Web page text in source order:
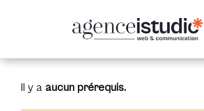
Il y a aucun prérequis.